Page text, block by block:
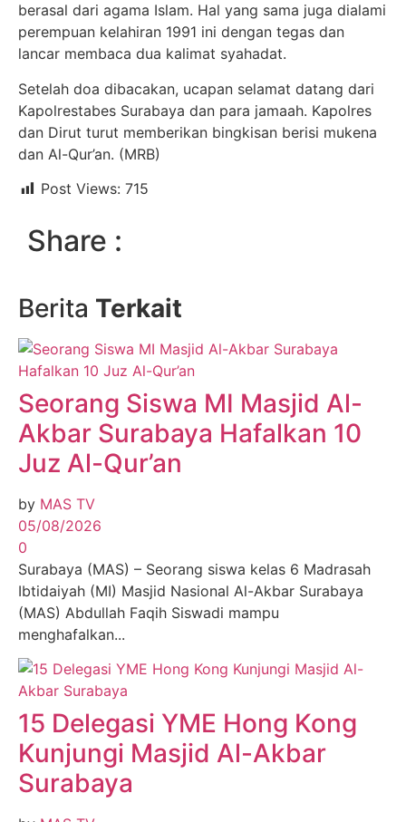
berasal dari agama Islam. Hal yang sama juga dialami
perempuan kelahiran 1991 ini dengan tegas dan
lancar membaca dua kalimat syahadat.
Setelah doa dibacakan, ucapan selamat datang dari
Kapolrestabes Surabaya dan para jamaah. Kapolres
dan Dirut turut memberikan bingkisan berisi mukena
dan Al-Qur’an. (MRB)
Post Views: 715
Share :
Berita Terkait
Seorang Siswa MI Masjid Al-
Akbar Surabaya Hafalkan 10
Juz Al-Qur’an
by MAS TV
05/08/2026
0
Surabaya (MAS) – Seorang siswa kelas 6 Madrasah
Ibtidaiyah (MI) Masjid Nasional Al-Akbar Surabaya
(MAS) Abdullah Faqih Siswadi mampu
menghafalkan...
15 Delegasi YME Hong Kong
Kunjungi Masjid Al-Akbar
Surabaya